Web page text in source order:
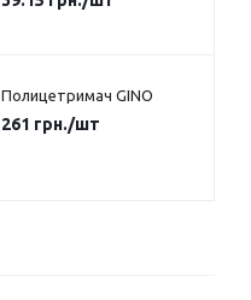
Полицетримач GINO
261 грн./шт